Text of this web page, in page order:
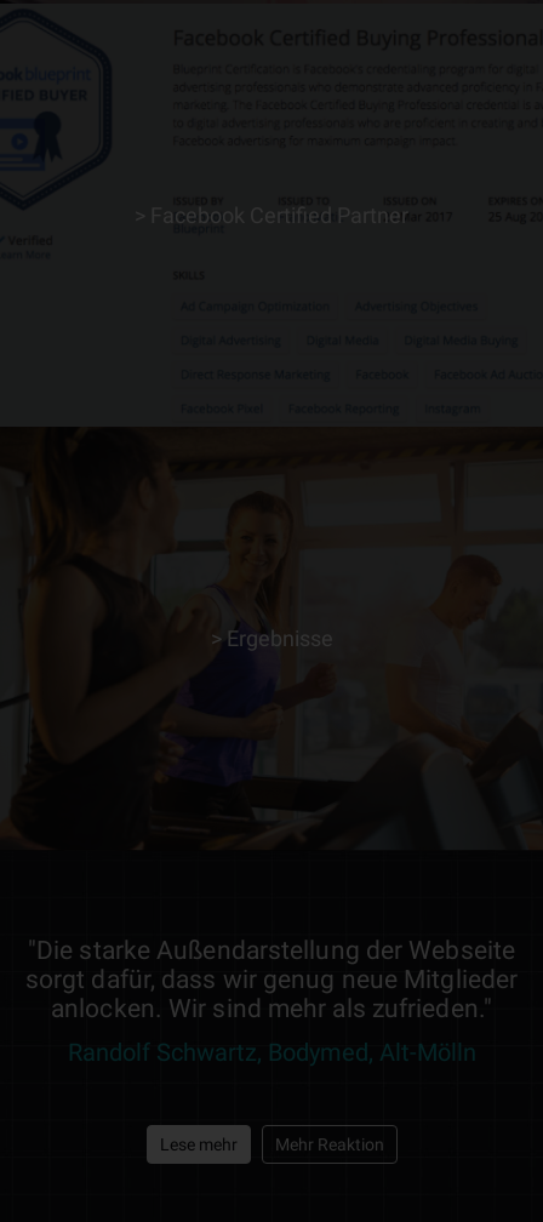
> Facebook Certified Partner
> ERFAHRE MEHR
> Ergebnisse
> ERFAHRE MEHR
"Die starke Außendarstellung der Webseite
sorgt dafür, dass wir genug neue Mitglieder
anlocken. Wir sind mehr als zufrieden."
Randolf Schwartz, Bodymed, Alt-Mölln
Lese mehr Mehr Reaktion